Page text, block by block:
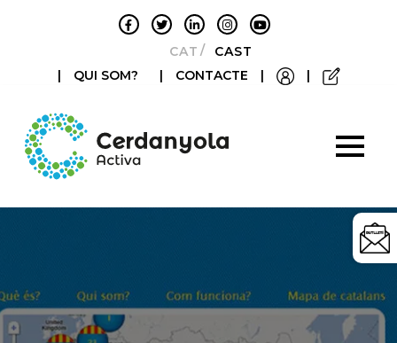
CATALÀCASTELLANO
|
QUI SOM? | CONTACTE | |